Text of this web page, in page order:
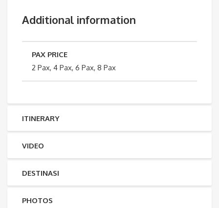
Additional information
PAX PRICE
2 Pax, 4 Pax, 6 Pax, 8 Pax
ITINERARY
VIDEO
DESTINASI
PHOTOS